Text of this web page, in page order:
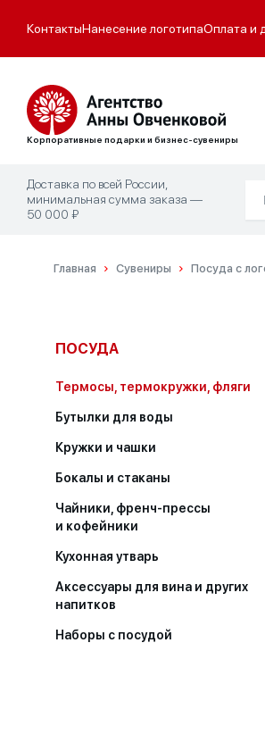
КонтактыНанесение логотипаОплата и
Корпоративные подарки и бизнес-сувениры
Доставка по всей России,
минимальная сумма заказа —
50 000 ₽
Главная Сувениры Посуда с
ПОСУДА
Термосы, термокружки, фляги
Бутылки для воды
Кружки и чашки
Бокалы и стаканы
Чайники, френч-прессы
и кофейники
Кухонная утварь
Аксессуары для вина и других
напитков
Наборы с посудой